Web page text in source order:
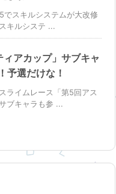
でスキルシステムが大改修
キルシステ ...
ィアカップ」サブキャ
予選だけな！
ライムレース「第5回アス
ブキャラも参 ...